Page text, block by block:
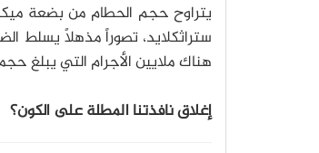
يتراوح حجم الحطام من بضعة
ستراثكلايد، تصوراً مذهلاً يسلط
هناك ملايين الأجرام التي يبلغ
إغلاق نافذتنا المطلة على الكون؟